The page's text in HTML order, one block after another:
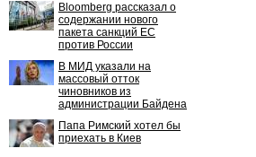
Bloomberg рассказал о
содержании нового
пакета санкций ЕС
против России
В МИД указали на
массовый отток
чиновников из
администрации Байдена
Папа Римский хотел бы
приехать в Киев